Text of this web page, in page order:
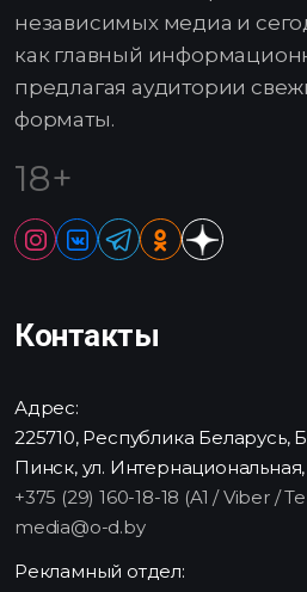
независимых медиа и
как главный
предлагая аудитории
форматы.
18+
Контакты
Адрес:
225710, Республика Беларусь,
Пинск, ул. Интернациональная,
+375 (29) 160-18-18 (A1 / Viber /
media@o-d.by
Рекламный отдел: